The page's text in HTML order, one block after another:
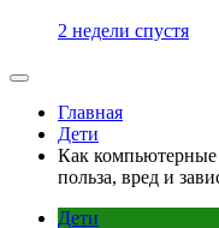
2 недели спустя
Главная
Дети
Как компьютерные
польза, вред и
Дети